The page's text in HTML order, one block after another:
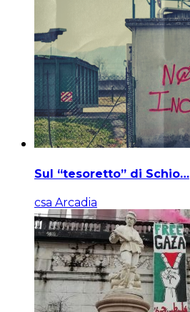
Sul “tesoretto” di Schio…
csa Arcadia